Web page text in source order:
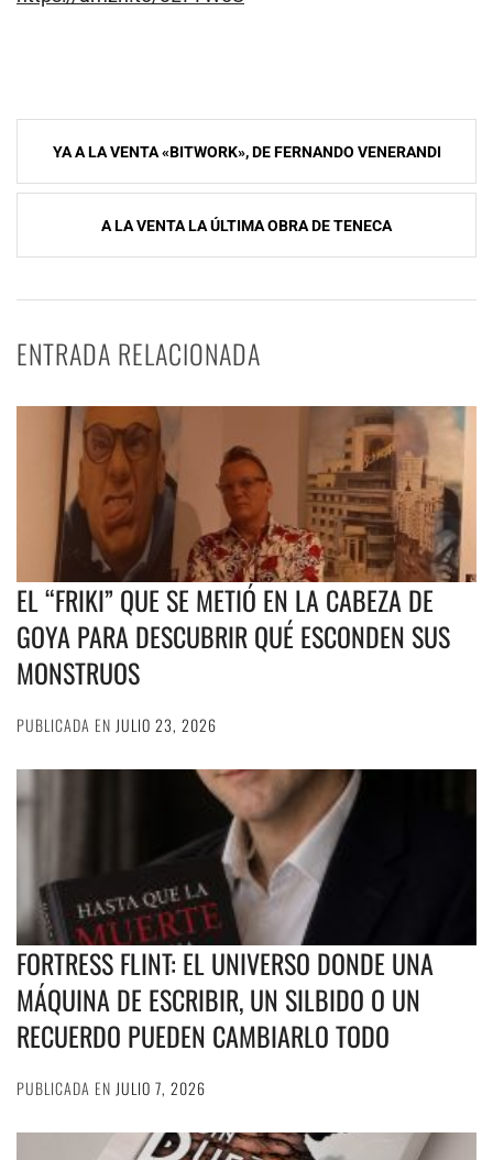
Navegación
de
entradas
YA A LA VENTA «BITWORK», DE FERNANDO VENERANDI
A LA VENTA LA ÚLTIMA OBRA DE TENECA
ENTRADA RELACIONADA
EL “FRIKI” QUE SE METIÓ EN LA CABEZA DE
GOYA PARA DESCUBRIR QUÉ ESCONDEN SUS
MONSTRUOS
PUBLICADA EN JULIO 23, 2026
FORTRESS FLINT: EL UNIVERSO DONDE UNA
MÁQUINA DE ESCRIBIR, UN SILBIDO O UN
RECUERDO PUEDEN CAMBIARLO TODO
PUBLICADA EN JULIO 7, 2026